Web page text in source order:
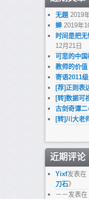
无题 2019
蝉 2019年
时间是把
12月21日
可悲的中国
教师的价值
寄语2011级
[荐]正则表
[转]数据可
古剑奇谭
[转]川大老
近期评论
Yixf发表在
刀石》
－－发表在